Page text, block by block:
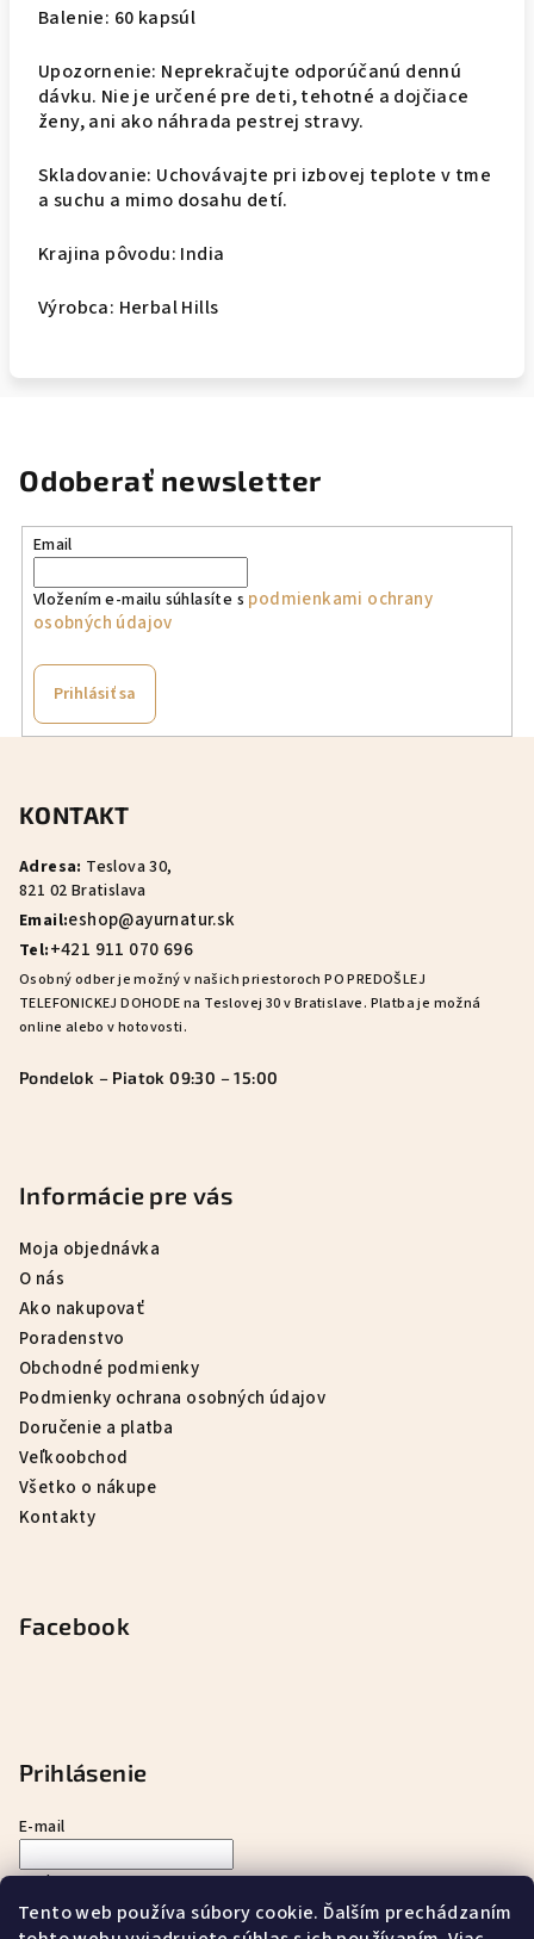
Tento web používa súbory cookie. Ďalším prechádzaním
Balenie: 60 kapsúl
Upozornenie: Neprekračujte odporúčanú dennú
dávku. Nie je určené pre deti, tehotné a dojčiace
ženy, ani ako náhrada pestrej stravy.
Skladovanie: Uchovávajte pri izbovej teplote v tme
a suchu a mimo dosahu detí.
Krajina pôvodu: India
Výrobca: Herbal Hills
Odoberať newsletter
Email
Vložením e-mailu súhlasíte s podmienkami ochrany
osobných údajov
Prihlásiť sa
KONTAKT
Adresa: Teslova 30,
821 02 Bratislava
Email:eshop@ayurnatur.sk
Tel:+421 911 070 696
Osobný odber je možný v našich priestoroch PO PREDOŠLEJ
TELEFONICKEJ DOHODE na Teslovej 30 v Bratislave. Platba je možná
online alebo v hotovosti.
Pondelok – Piatok 09:30 – 15:00
Informácie pre vás
Moja objednávka
O nás
Ako nakupovať
Poradenstvo
Obchodné podmienky
Podmienky ochrana osobných údajov
Doručenie a platba
Veľkoobchod
Všetko o nákupe
Kontakty
Facebook
Prihlásenie
E-mail
Heslo